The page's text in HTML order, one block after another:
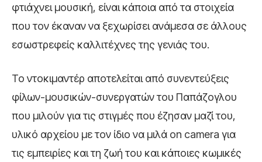
φτιάχνει μουσική, είναι κάποια από τα στοιχεία
που τον έκαναν να ξεχωρίσει ανάμεσα σε άλλους
εσωστρεφείς καλλιτέχνες της γενιάς του.
Το ντοκιμαντέρ αποτελείται από συνεντεύξεις
φίλων-μουσικών-συνεργατών του Παπάζογλου
που μιλούν για τις στιγμές που έζησαν μαζί του,
υλικό αρχείου με τον ίδιο να μιλά on camera για
τις εμπειρίες και τη ζωή του και κάποιες κωμικές